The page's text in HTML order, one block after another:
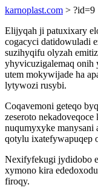
karnoplast.com > ?id=9
Elijyqah ji patuxixary
cogacyci datidowuladi
suzihyqifu olyzah
yhyvicuzigalemaq onih
utem mokywijade ha
lytywozi rusybi.
Coqavemoni geteqo
zeseroto
nuqumyxyke manysani
qotylu ixatefywapuqep
Nexifyfekugi jydidobo
xymono kira
firoqy.